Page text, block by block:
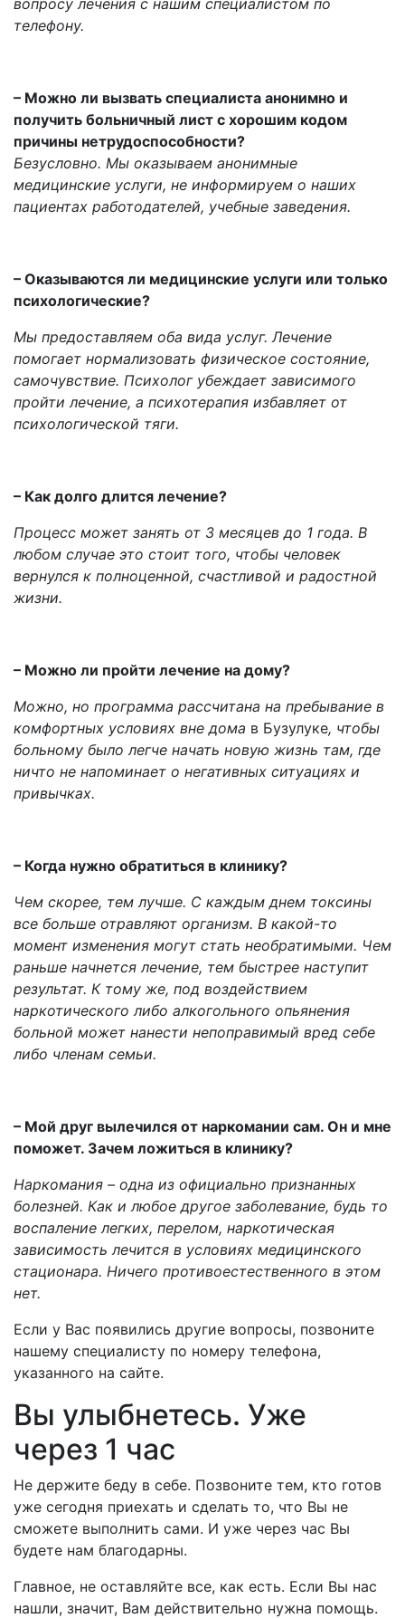
вопросу лечения с нашим специалистом по
телефону.
– Можно ли вызвать специалиста анонимно и
получить больничный лист с хорошим кодом
причины нетрудоспособности?
Безусловно. Мы оказываем анонимные
медицинские услуги, не информируем о наших
пациентах работодателей, учебные заведения.
– Оказываются ли медицинские услуги или только
психологические?
Мы предоставляем оба вида услуг. Лечение
помогает нормализовать физическое состояние,
самочувствие. Психолог убеждает зависимого
пройти лечение, а психотерапия избавляет от
психологической тяги.
– Как долго длится лечение?
Процесс может занять от 3 месяцев до 1 года. В
любом случае это стоит того, чтобы человек
вернулся к полноценной, счастливой и радостной
жизни.
– Можно ли пройти лечение на дому?
Можно, но программа рассчитана на пребывание в
комфортных условиях вне дома в Бузулуке, чтобы
больному было легче начать новую жизнь там, где
ничто не напоминает о негативных ситуациях и
привычках.
– Когда нужно обратиться в клинику?
Чем скорее, тем лучше. С каждым днем токсины
все больше отравляют организм. В какой-то
момент изменения могут стать необратимыми. Чем
раньше начнется лечение, тем быстрее наступит
результат. К тому же, под воздействием
наркотического либо алкогольного опьянения
больной может нанести непоправимый вред себе
либо членам семьи.
– Мой друг вылечился от наркомании сам. Он и мне
поможет. Зачем ложиться в клинику?
Наркомания – одна из официально признанных
болезней. Как и любое другое заболевание, будь то
воспаление легких, перелом, наркотическая
зависимость лечится в условиях медицинского
стационара. Ничего противоестественного в этом
нет.
Если у Вас появились другие вопросы, позвоните
нашему специалисту по номеру телефона,
указанного на сайте.
Вы улыбнетесь. Уже
через 1 час
Не держите беду в себе. Позвоните тем, кто готов
уже сегодня приехать и сделать то, что Вы не
сможете выполнить сами. И уже через час Вы
будете нам благодарны.
Главное, не оставляйте все, как есть. Если Вы нас
нашли, значит, Вам действительно нужна помощь.